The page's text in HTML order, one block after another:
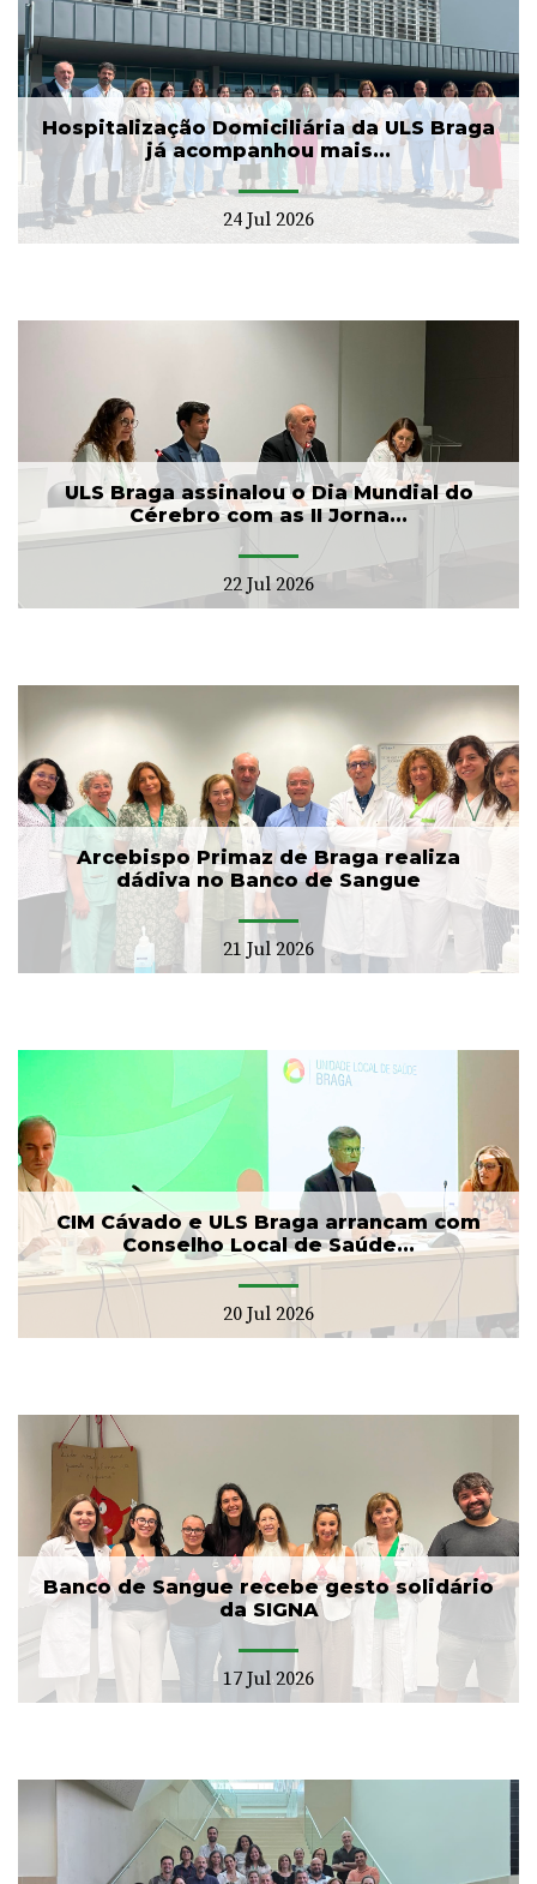
Hospitalização Domiciliária da ULS Braga
já acompanhou mais...
24 Jul 2026
ULS Braga assinalou o Dia Mundial do
Cérebro com as II Jorna...
22 Jul 2026
Arcebispo Primaz de Braga realiza
dádiva no Banco de Sangue
21 Jul 2026
CIM Cávado e ULS Braga arrancam com
Conselho Local de Saúde...
20 Jul 2026
Banco de Sangue recebe gesto solidário
da SIGNA
17 Jul 2026